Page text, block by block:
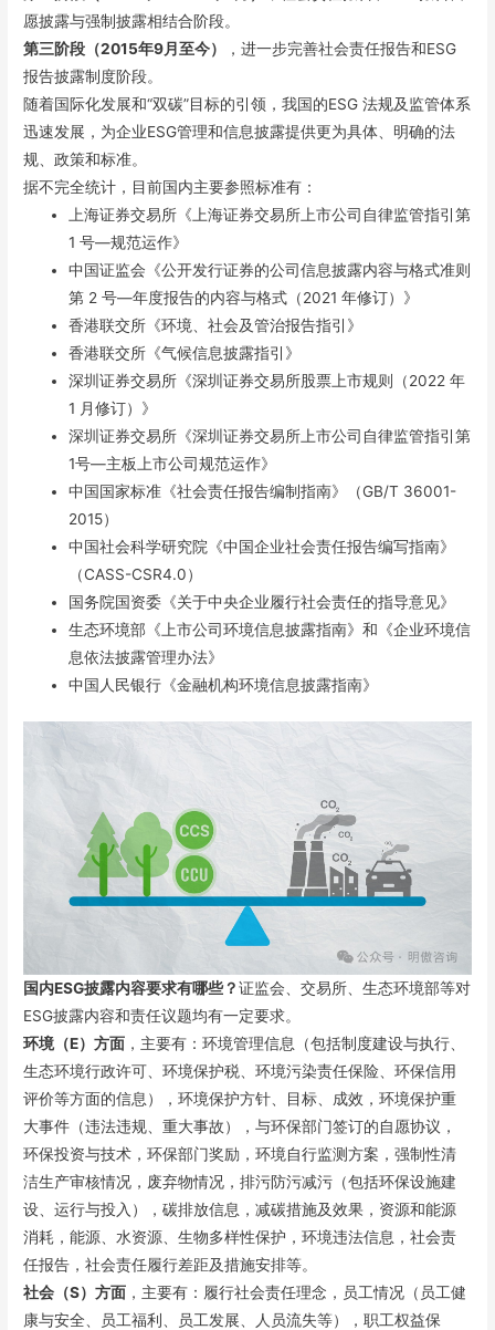
愿披露与强制披露相结合阶段。
第三阶段（2015年9月至今）
，进一步完善社会责任报告和ESG
报告披露制度阶段。
随着国际化发展和“双碳”目标的引领，我国的ESG 法规及监管体系
迅速发展，为企业ESG管理和信息披露提供更为具体、明确的法
规、政策和标准。
据不完全统计，目前国内主要参照标准有：
上海证券交易所《上海证券交易所上市公司自律监管指引第
1 号—规范运作》
中国证监会《公开发行证券的公司信息披露内容与格式准则
第 2 号—年度报告的内容与格式（2021 年修订）》
香港联交所《环境、社会及管治报告指引》
香港联交所《气候信息披露指引》
深圳证券交易所《深圳证券交易所股票上市规则（2022 年
1 月修订）》
深圳证券交易所《深圳证券交易所上市公司自律监管指引第
1号—主板上市公司规范运作》
中国国家标准《社会责任报告编制指南》（GB/T 36001-
2015）
中国社会科学研究院《中国企业社会责任报告编写指南》
（CASS-CSR4.0）
国务院国资委《关于中央企业履行社会责任的指导意见》
生态环境部《上市公司环境信息披露指南》和《企业环境信
息依法披露管理办法》
中国人民银行《金融机构环境信息披露指南》
国内ESG披露内容要求有哪些？证监会、交易所、生态环境部等对
ESG披露内容和责任议题均有一定要求。
环境（E）方面 ，主要有：环境管理信息（包括制度建设与执行、
生态环境行政许可、环境保护税、环境污染责任保险、环保信用
评价等方面的信息），环境保护方针、目标、成效，环境保护重
大事件（违法违规、重大事故），与环保部门签订的自愿协议，
环保投资与技术，环保部门奖励，环境自行监测方案，强制性清
洁生产审核情况，废弃物情况，排污防污减污（包括环保设施建
设、运行与投入），碳排放信息，减碳措施及效果，资源和能源
消耗，能源、水资源、生物多样性保护，环境违法信息，社会责
任报告，社会责任履行差距及措施安排等。
社会（S）方面 ，主要有：履行社会责任理念，员工情况（员工健
康与安全、员工福利、员工发展、人员流失等），职工权益保